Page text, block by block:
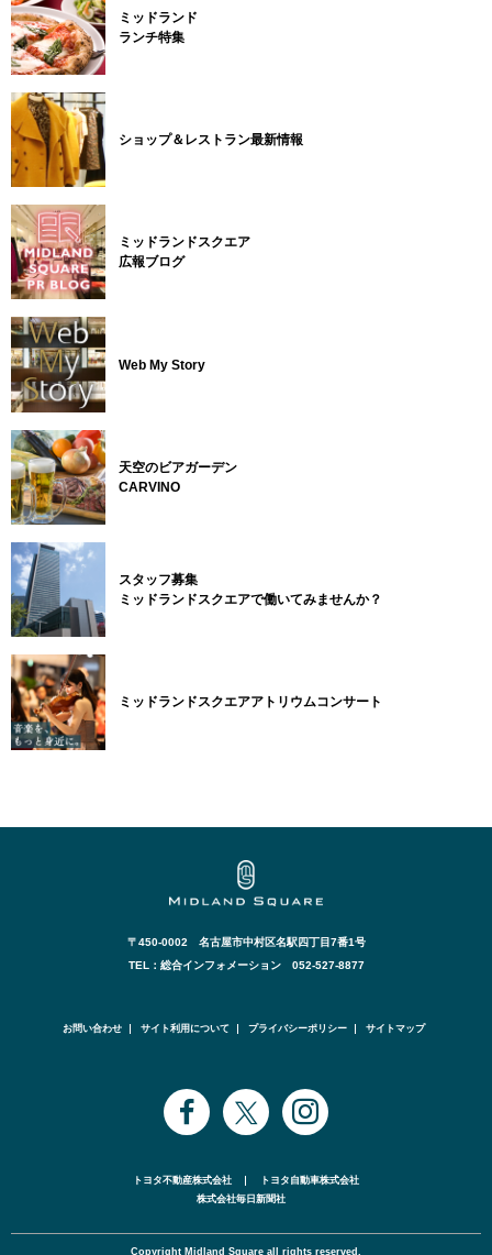
ミッドランド
ランチ特集
ショップ＆レストラン最新情報
ミッドランドスクエア
広報ブログ
Web My Story
天空のビアガーデン
CARVINO
スタッフ募集
ミッドランドスクエアで働いてみませんか？
ミッドランドスクエアアトリウムコンサート
〒450-0002 名古屋市中村区名駅四丁目7番1号
TEL：総合インフォメーション 052-527-8877
お問い合わせ サイト利用について プライバシーポリシー サイトマップ
トヨタ不動産株式会社
トヨタ自動車株式会社
株式会社毎日新聞社
Copyright Midland Square all rights reserved.